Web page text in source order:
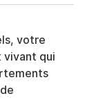
votre
vivant qui